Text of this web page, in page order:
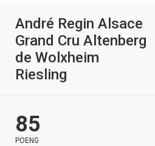
André Regin Alsace
Grand Cru Altenberg
de Wolxheim
Riesling
85
POENG